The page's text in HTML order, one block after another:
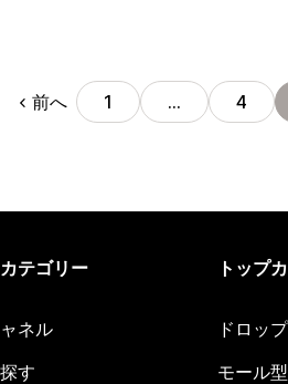
前へ 1 … 4
テゴリー
ネル
す
トップ
ドロッ
モール